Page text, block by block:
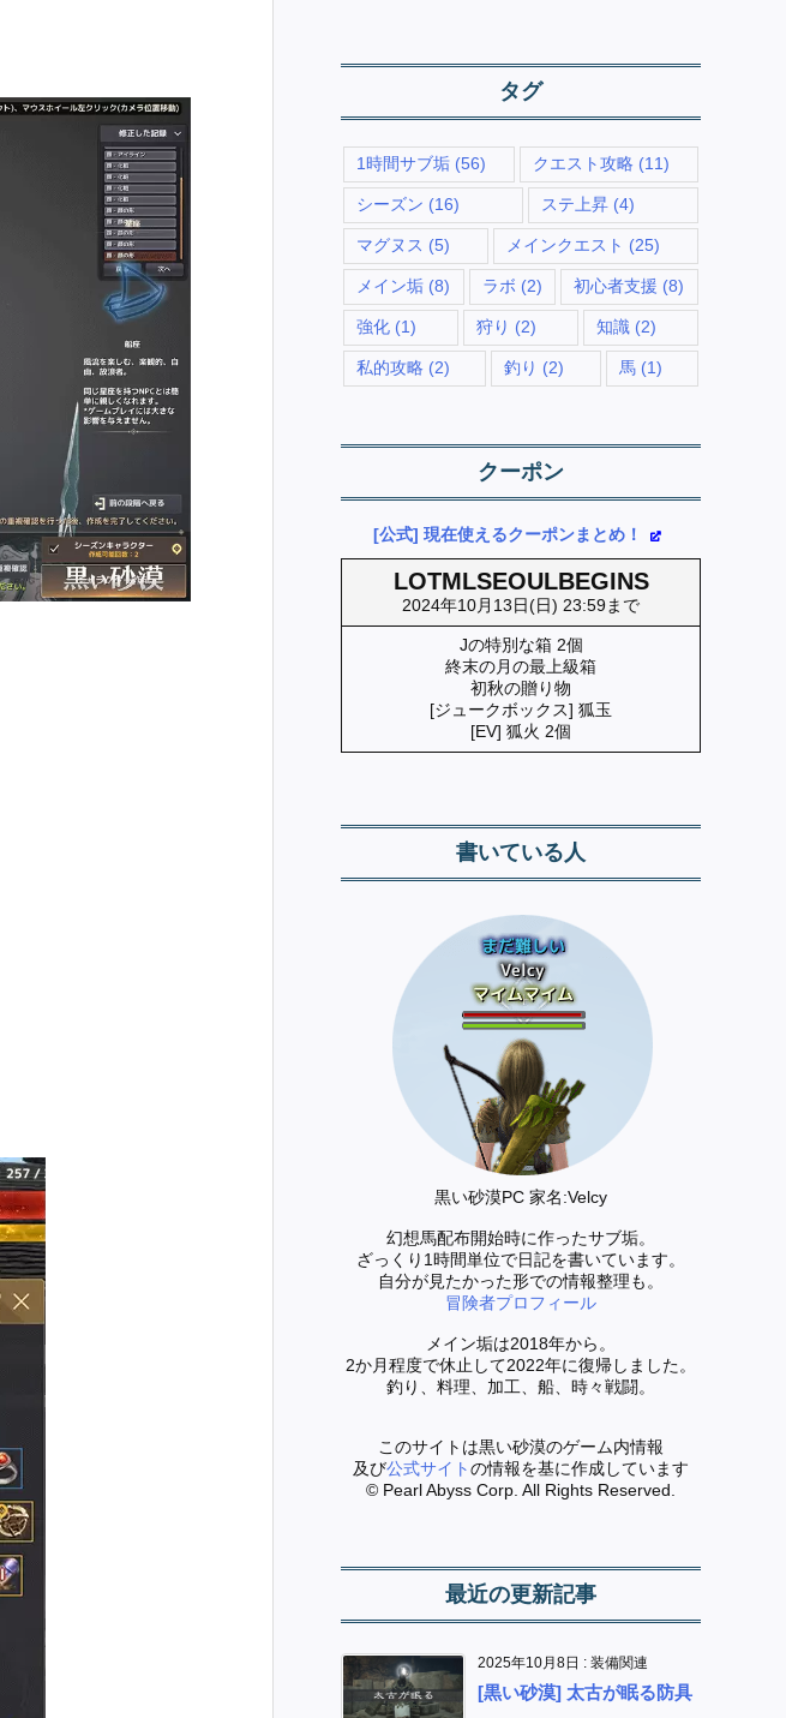
タグ
1時間サブ垢 (56) クエスト攻略 (11)
シーズン (16) ステ上昇 (4)
マグヌス (5) メインクエスト (25)
メイン垢 (8) ラボ (2) 初心者支援 (8)
強化 (1) 狩り (2) 知識 (2)
私的攻略 (2) 釣り (2) 馬(1)
クーポン
[公式] 現在使えるクーポンまとめ！
LOTMLSEOULBEGINS
2024年10月13日(日) 23:59まで
Jの特別な箱 2個
終末の月の最上級箱
初秋の贈り物
[ジュークボックス] 狐玉
[EV] 狐火 2個
書いている人
黒い砂漠PC 家名:Velcy
幻想馬配布開始時に作ったサブ垢。
ざっくり1時間単位で日記を書いています。
自分が見たかった形での情報整理も。
冒険者プロフィール
メイン垢は2018年から。
2か月程度で休止して2022年に復帰しました。
釣り、料理、加工、船、時々戦闘。
このサイトは黒い砂漠のゲーム内情報
及び公式サイトの情報を基に作成しています
© Pearl Abyss Corp. All Rights Reserved.
最近の更新記事
2025年10月8日 : 装備関連
[黒い砂漠] 太古が眠る防具